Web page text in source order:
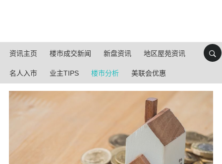
资讯主页 楼市成交新闻 新盘资讯 地区屋苑资讯
名人入市 业主TIPS 楼市分析 美联会优惠